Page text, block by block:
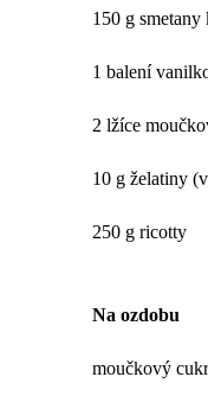
150 g smetany
1 balení
2 lžíce
10 g želatiny
250 g ricotty
Na ozdobu
moučkový cukr